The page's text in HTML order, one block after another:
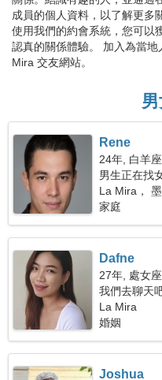
成員的個人資料，以了解更多
使用我們的約會系統，您可以
認真的關係體驗。 加入為當
Mira 交友網站。
Rene
24年, 白羊座
男生正在找
La Mira，
家庭
Dafne
27年, 處女座
我們去聊天
La Mira
婚姻
Joshua